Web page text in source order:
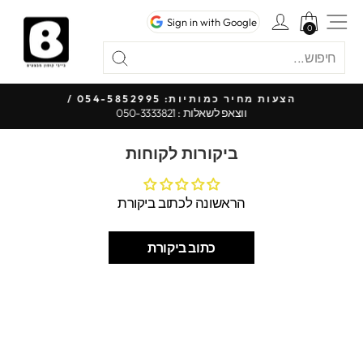
לתוכן
חיפוש
Sign in with Google
כניסה לחשבוןניווט באתר
0
0
עצור
הצעות מחיר כמותיות: 054-5852995 /
ווצאפ לשאלות : 050-3333821
ביקורות לקוחות
הראשונה לכתוב ביקורת
כתוב ביקורת